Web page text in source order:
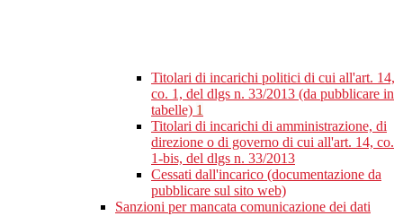
Titolari di incarichi politici di cui all'art. 14,
co. 1, del dlgs n. 33/2013 (da pubblicare in
tabelle) 1
Titolari di incarichi di amministrazione, di
direzione o di governo di cui all'art. 14, co.
1-bis, del dlgs n. 33/2013
Cessati dall'incarico (documentazione da
pubblicare sul sito web)
Sanzioni per mancata comunicazione dei dati